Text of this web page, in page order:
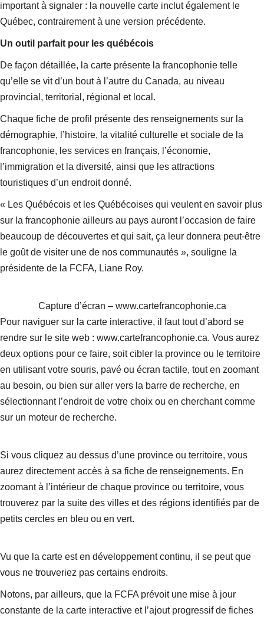
important à signaler : la nouvelle carte inclut également le
Québec, contrairement à une version précédente.
Un outil parfait pour les québécois
De façon détaillée, la carte présente la francophonie telle
qu’elle se vit d’un bout à l’autre du Canada, au niveau
provincial, territorial, régional et local.
Chaque fiche de profil présente des renseignements sur la
démographie, l’histoire, la vitalité culturelle et sociale de la
francophonie, les services en français, l’économie,
l’immigration et la diversité, ainsi que les attractions
touristiques d’un endroit donné.
« Les Québécois et les Québécoises qui veulent en savoir plus
sur la francophonie ailleurs au pays auront l’occasion de faire
beaucoup de découvertes et qui sait, ça leur donnera peut-être
le goût de visiter une de nos communautés », souligne la
présidente de la FCFA, Liane Roy.
Capture d’écran – www.cartefrancophonie.ca
Pour naviguer sur la carte interactive, il faut tout d’abord se
rendre sur le site web : www.cartefrancophonie.ca. Vous aurez
deux options pour ce faire, soit cibler la province ou le territoire
en utilisant votre souris, pavé ou écran tactile, tout en zoomant
au besoin, ou bien sur aller vers la barre de recherche, en
sélectionnant l’endroit de votre choix ou en cherchant comme
sur un moteur de recherche.
Si vous cliquez au dessus d’une province ou territoire, vous
aurez directement accès à sa fiche de renseignements. En
zoomant à l’intérieur de chaque province ou territoire, vous
trouverez par la suite des villes et des régions identifiés par de
petits cercles en bleu ou en vert.
Vu que la carte est en développement continu, il se peut que
vous ne trouveriez pas certains endroits.
Notons, par ailleurs, que la FCFA prévoit une mise à jour
constante de la carte interactive et l’ajout progressif de fiches